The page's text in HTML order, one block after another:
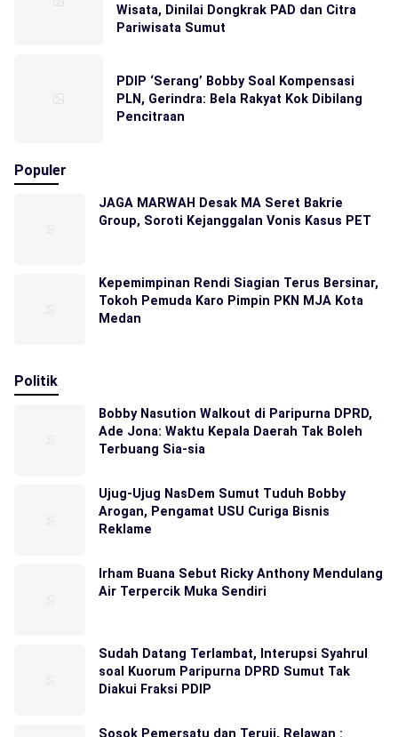
Wisata, Dinilai Dongkrak PAD dan Citra
Pariwisata Sumut
PDIP ‘Serang’ Bobby Soal Kompensasi
PLN, Gerindra: Bela Rakyat Kok Dibilang
Pencitraan
Populer
JAGA MARWAH Desak MA Seret Bakrie
Group, Soroti Kejanggalan Vonis Kasus PET
Kepemimpinan Rendi Siagian Terus Bersinar,
Tokoh Pemuda Karo Pimpin PKN MJA Kota
Medan
Politik
Bobby Nasution Walkout di Paripurna DPRD,
Ade Jona: Waktu Kepala Daerah Tak Boleh
Terbuang Sia-sia
Ujug-Ujug NasDem Sumut Tuduh Bobby
Arogan, Pengamat USU Curiga Bisnis
Reklame
Irham Buana Sebut Ricky Anthony Mendulang
Air Terpercik Muka Sendiri
Sudah Datang Terlambat, Interupsi Syahrul
soal Kuorum Paripurna DPRD Sumut Tak
Diakui Fraksi PDIP
Sosok Pemersatu dan Teruji, Relawan :